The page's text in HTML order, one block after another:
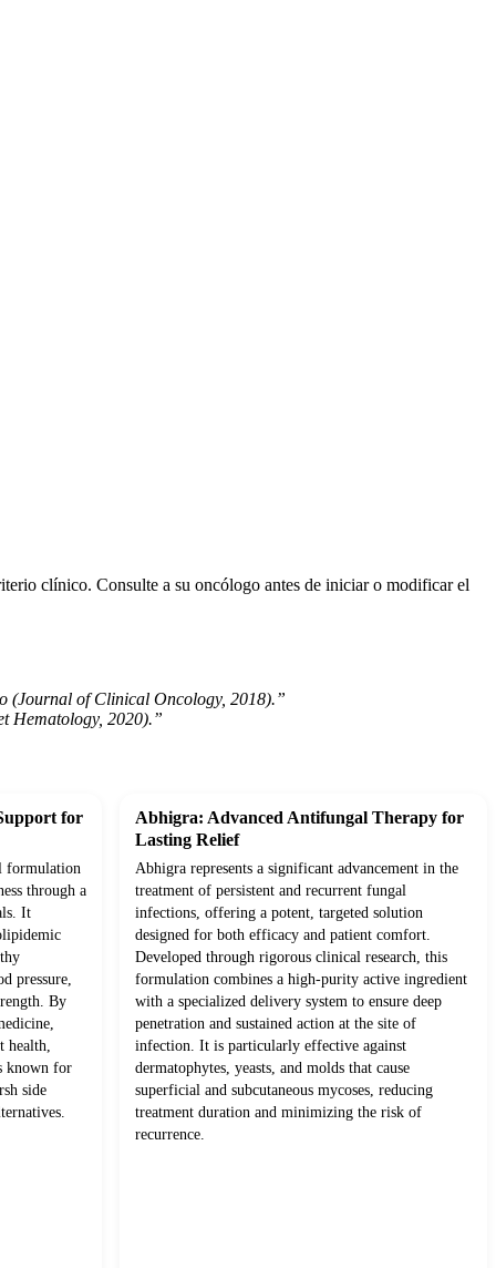
clínico. Consulte a su oncólogo antes de iniciar o modificar el
(Journal of Clinical Oncology, 2018).”
Hematology, 2020).”
for
formulation
through a
It
pressure,
By
health,
known for
side
Abhigra: Advanced Antifungal Therapy for
Lasting Relief
Abhigra represents a significant advancement in the
treatment of persistent and recurrent fungal
infections, offering a potent, targeted solution
designed for both efficacy and patient comfort.
Developed through rigorous clinical research, this
formulation combines a high-purity active ingredient
with a specialized delivery system to ensure deep
penetration and sustained action at the site of
infection. It is particularly effective against
dermatophytes, yeasts, and molds that cause
superficial and subcutaneous mycoses, reducing
treatment duration and minimizing the risk of
recurrence.